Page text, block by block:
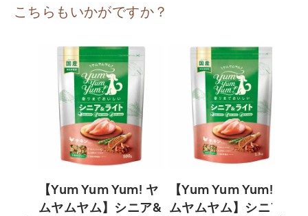
こちらもいかがですか？
【Yum Yum Yum! ヤ
ムヤムヤム】シニア&
【Yum Yum Yum! ヤ
ムヤムヤム】シニア&